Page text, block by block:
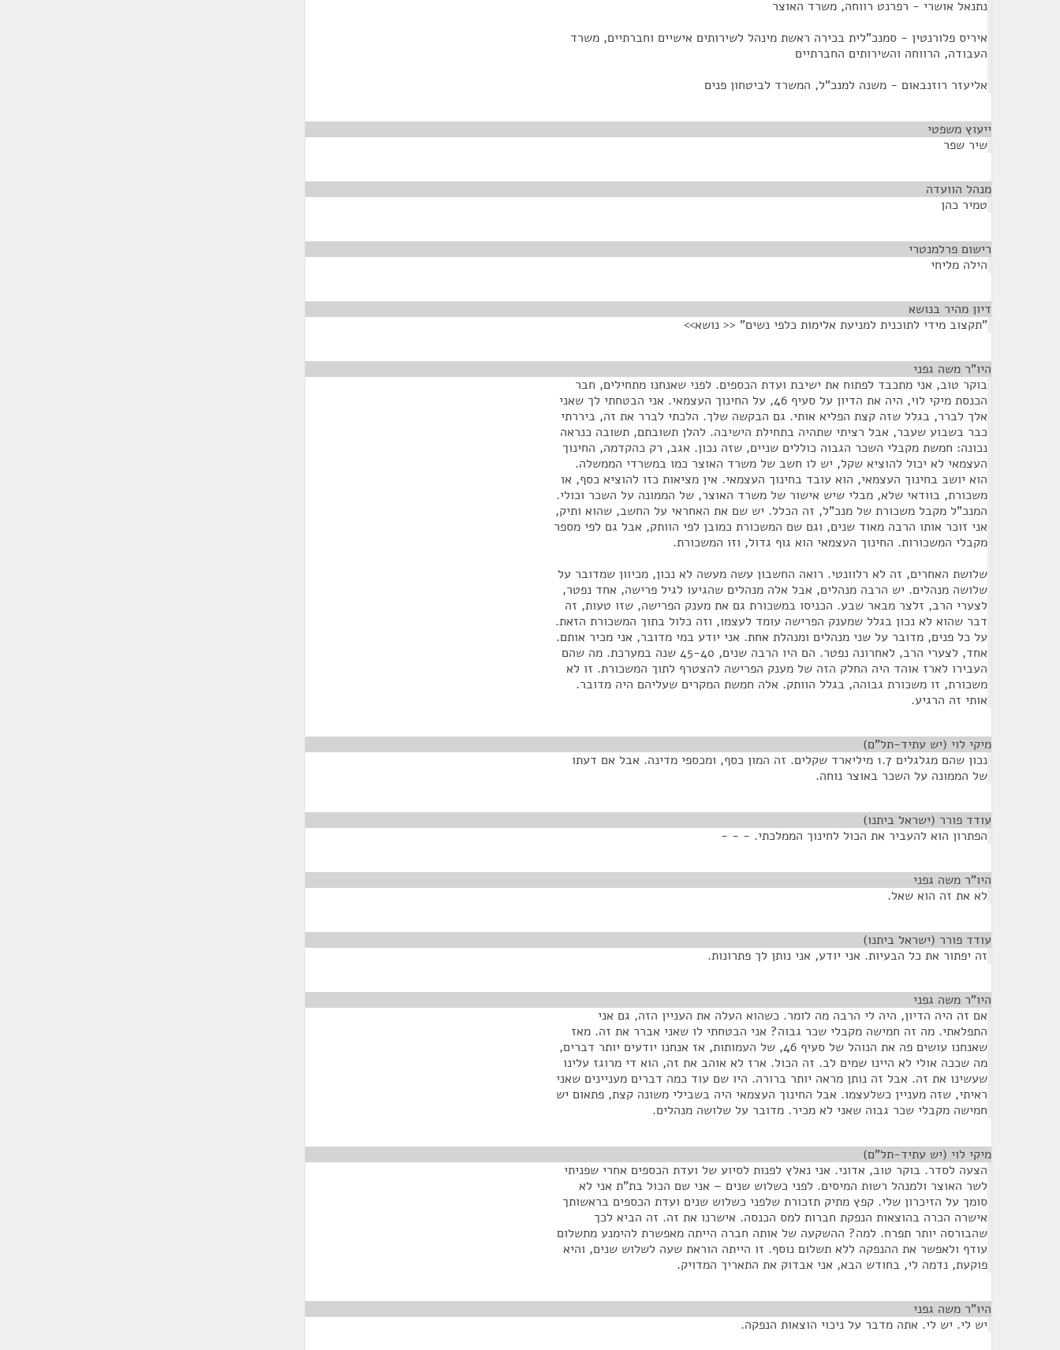
נתנאל אושרי - רפרנט רווחה, משרד האוצר
איריס פלורנטין - סמנכ"לית בכירה ראשת מינהל לשירותים אישיים וחברתיים, משרד
העבודה, הרווחה והשירותים החברתיים
אליעזר רוזנבאום - משנה למנכ"ל, המשרד לביטחון פנים
ייעוץ משפטי
שיר שפר
מנהל הוועדה
טמיר כהן
רישום פרלמנטרי
הילה מליחי
דיון מהיר בנושא
"תקצוב מידי לתוכנית למניעת אלימות כלפי נשים" << נושא>>
היו"ר משה גפני
בוקר טוב, אני מתכבד לפתוח את ישיבת ועדת הכספים. לפני שאנחנו מתחילים, חבר
הכנסת מיקי לוי, היה את הדיון על סעיף 46, על החינוך העצמאי. אני הבטחתי לך שאני
אלך לברר, בגלל שזה קצת הפליא אותי. גם הבקשה שלך. הלכתי לברר את זה, ביררתי
כבר בשבוע שעבר, אבל רציתי שתהיה בתחילת הישיבה. להלן תשובתם, תשובה כנראה
נכונה: חמשת מקבלי השכר הגבוה כוללים שניים, שזה נכון. אגב, רק כהקדמה, החינוך
העצמאי לא יכול להוציא שקל, יש לו חשב של משרד האוצר כמו במשרדי הממשלה.
הוא יושב בחינוך העצמאי, הוא עובד בחינוך העצמאי. אין מציאות כזו להוציא כסף, או
משכורת, בוודאי שלא, מבלי שיש אישור של משרד האוצר, של הממונה על השכר וכולי.
המנכ"ל מקבל משכורת של מנכ"ל, זה הכלל. יש שם את האחראי על החשב, שהוא ותיק,
אני זוכר אותו הרבה מאוד שנים, וגם שם המשכורת כמובן לפי הוותק, אבל גם לפי מספר
מקבלי המשכורות. החינוך העצמאי הוא גוף גדול, וזו המשכורת.
שלושת האחרים, זה לא רלוונטי. רואה החשבון עשה מעשה לא נכון, מכיוון שמדובר על
שלושה מנהלים. יש הרבה מנהלים, אבל אלה מנהלים שהגיעו לגיל פרישה, אחד נפטר,
לצערי הרב, זלצר מבאר שבע. הכניסו במשכורת גם את מענק הפרישה, שזו טעות, זה
דבר שהוא לא נכון בגלל שמענק הפרישה עומד לעצמו, וזה כלול בתוך המשכורת הזאת.
על כל פנים, מדובר על שני מנהלים ומנהלת אחת. אני יודע במי מדובר, אני מכיר אותם.
אחד, לצערי הרב, לאחרונה נפטר. הם היו הרבה שנים, 45-40 שנה במערכת. מה שהם
העבירו לארז אוהד היה החלק הזה של מענק הפרישה להצטרף לתוך המשכורת. זו לא
משכורת, זו משכורת גבוהה, בגלל הוותק. אלה חמשת המקרים שעליהם היה מדובר.
אותי זה הרגיע.
מיקי לוי (יש עתיד-תל"ם)
נכון שהם מגלגלים 1.7 מיליארד שקלים. זה המון כסף, ומכספי מדינה. אבל אם דעתו
של הממונה על השכר באוצר נוחה.
עודד פורר (ישראל ביתנו)
הפתרון הוא להעביר את הכול לחינוך הממלכתי. - - -
היו"ר משה גפני
לא את זה הוא שאל.
עודד פורר (ישראל ביתנו)
זה יפתור את כל הבעיות. אני יודע, אני נותן לך פתרונות.
היו"ר משה גפני
אם זה היה הדיון, היה לי הרבה מה לומר. כשהוא העלה את העניין הזה, גם אני
התפלאתי. מה זה חמישה מקבלי שכר גבוה? אני הבטחתי לו שאני אברר את זה. מאז
שאנחנו עושים פה את הנוהל של סעיף 46, של העמותות, אז אנחנו יודעים יותר דברים,
מה שככה אולי לא היינו שמים לב. זה הכול. ארז לא אוהב את זה, הוא די מרוגז עלינו
שעשינו את זה. אבל זה נותן מראה יותר ברורה. היו שם עוד כמה דברים מעניינים שאני
ראיתי, שזה מעניין כשלעצמו. אבל החינוך העצמאי היה בשבילי משונה קצת, פתאום יש
חמישה מקבלי שכר גבוה שאני לא מכיר. מדובר על שלושה מנהלים.
מיקי לוי (יש עתיד-תל"ם)
הצעה לסדר. בוקר טוב, אדוני. אני נאלץ לפנות לסיוע של ועדת הכספים אחרי שפניתי
לשר האוצר ולמנהל רשות המיסים. לפני כשלוש שנים – אני שם הכול בת"ת אני לא
סומך על הזיכרון שלי. קפץ מתיק תזכורת שלפני כשלוש שנים ועדת הכספים בראשותך
אישרה הכרה בהוצאות הנפקת חברות למס הכנסה. אישרנו את זה. זה הביא לכך
שהבורסה יותר תפרח. למה? ההשקעה של אותה חברה הייתה מאפשרת להימנע מתשלום
עודף ולאפשר את ההנפקה ללא תשלום נוסף. זו הייתה הוראת שעה לשלוש שנים, והיא
פוקעת, נדמה לי, בחודש הבא, אני אבדוק את התאריך המדויק.
היו"ר משה גפני
יש לי. יש לי. אתה מדבר על ניכוי הוצאות הנפקה.